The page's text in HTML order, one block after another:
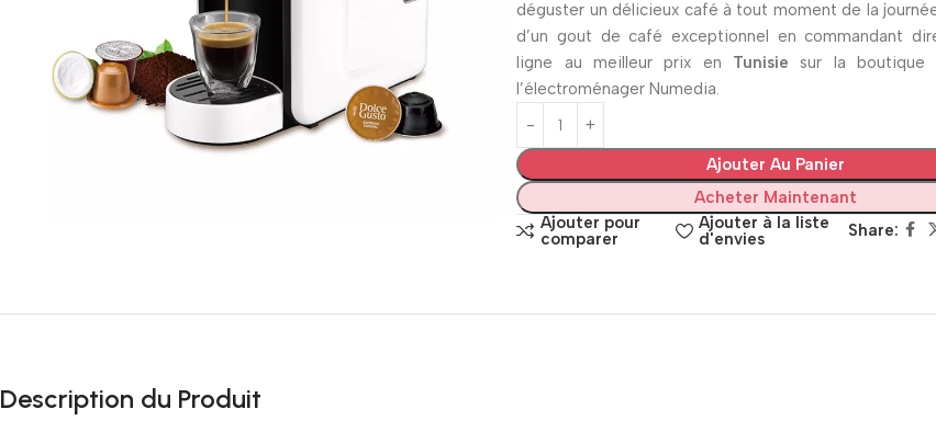
déguster un délicieux café à tout moment de la
d’un gout de café exceptionnel en commandant
ligne au meilleur prix en Tunisie sur la boutique
l’électroménager Numedia.
Ajouter Au Panier
Acheter Maintenant
Ajouter pour
comparer
Ajouter à la liste
d'envies
Share:
Description du Produit